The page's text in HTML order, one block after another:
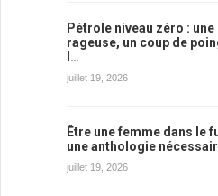
Pétrole niveau zéro :
rageuse, un coup de
l…
juillet 19, 2026
Être une femme dans le
une anthologie
juillet 19, 2026